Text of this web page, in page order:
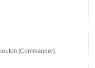
[Commander].